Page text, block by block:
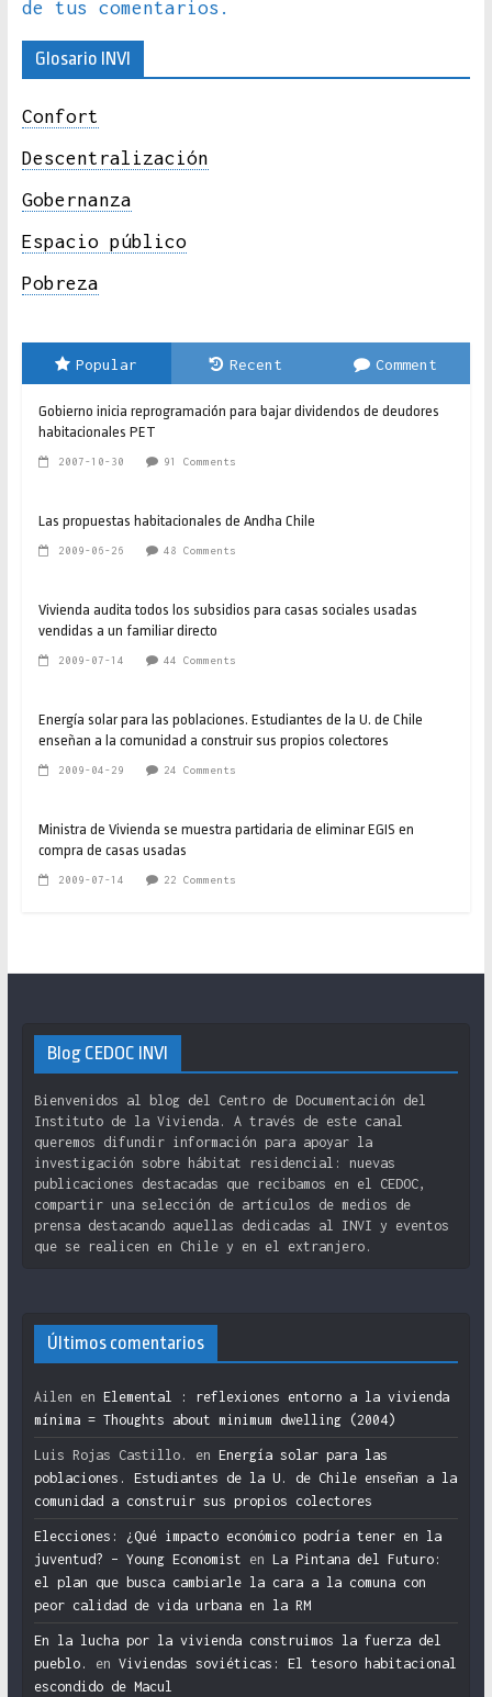
de tus comentarios.
Glosario INVI
Confort
Descentralización
Gobernanza
Espacio público
Pobreza
Popular Recent Comment
Gobierno inicia reprogramación para bajar dividendos de deudores
habitacionales PET
2007-10-30 91 Comments
Las propuestas habitacionales de Andha Chile
2009-06-26 48 Comments
Vivienda audita todos los subsidios para casas sociales usadas
vendidas a un familiar directo
2009-07-14 44 Comments
Energía solar para las poblaciones. Estudiantes de la U. de Chile
enseñan a la comunidad a construir sus propios colectores
2009-04-29 24 Comments
Ministra de Vivienda se muestra partidaria de eliminar EGIS en
compra de casas usadas
2009-07-14 22 Comments
Blog CEDOC INVI
Bienvenidos al blog del Centro de Documentación del
Instituto de la Vivienda. A través de este canal
queremos difundir información para apoyar la
investigación sobre hábitat residencial: nuevas
publicaciones destacadas que recibamos en el CEDOC,
compartir una selección de artículos de medios de
prensa destacando aquellas dedicadas al INVI y eventos
que se realicen en Chile y en el extranjero.
Últimos comentarios
Ailen en Elemental : reflexiones entorno a la vivienda
mínima = Thoughts about minimum dwelling (2004)
Luis Rojas Castillo. en Energía solar para las
poblaciones. Estudiantes de la U. de Chile enseñan a la
comunidad a construir sus propios colectores
Elecciones: ¿Qué impacto económico podría tener en la
juventud? – Young Economist en La Pintana del Futuro:
el plan que busca cambiarle la cara a la comuna con
peor calidad de vida urbana en la RM
En la lucha por la vivienda construimos la fuerza del
pueblo.
en Viviendas soviéticas: El tesoro habitacional
escondido de Macul